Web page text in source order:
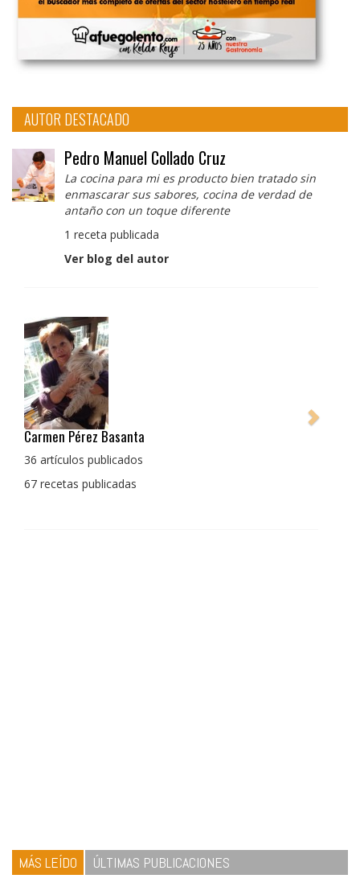
AUTOR DESTACADO
Pedro Manuel Collado Cruz
La cocina para mi es producto bien tratado sin
enmascarar sus sabores, cocina de verdad de
antaño con un toque diferente
1 receta publicada
Ver blog del autor
Pedro Manuel Collado Cruz
La cocina para mi es producto bien tratado sin
con un toque diferente